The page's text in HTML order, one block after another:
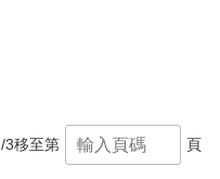
/3移至第 頁